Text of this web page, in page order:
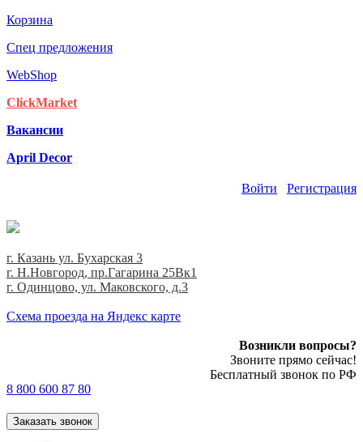
Корзина
Спец предложения
WebShop
ClickMarket
Вакансии
April Decor
Войти Регистрация
г. Казань ул. Бухарская 3
г. Н.Новгород, пр.Гагарина 25Вк1
г. Одинцово, ул. Маковского, д.3
Cхема проезда на Яндекс карте
Возникли вопросы?
Звоните прямо сейчас!
Бесплатный звонок по РФ
8 800 600 87 80
Заказать звонок